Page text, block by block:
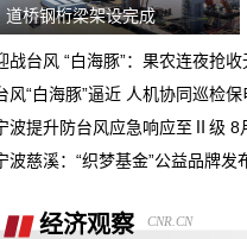
求退还预付款，以及支付的部
价不兑现承诺，原订车价
含7500元保养套餐后续又不
之前退押金9000到8.21号还
，诉求退押金并报销路费
奥迪，全款交付不给提车，反
额退款一万元
道桥钢桁梁架设完成
战台风 “白海豚”：果农连夜抢
风“白海豚”逼近 人机协同巡检保
波提升防台风应急响应至Ⅱ级 8
波慈溪：“织梦基金”公益品牌发
经济观察 CNR.CN